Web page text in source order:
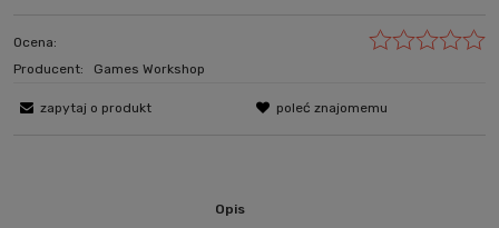
Ocena:
Producent:
Games Workshop
zapytaj o produkt poleć znajomemu
Opis